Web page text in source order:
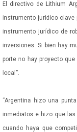
El directivo de Lithium
instrumento juridico clave
instrumento jurídico de
inversiones. Si bien hay
porte no hay proyecto
local”.
“Argentina hizo una
inmediatos e hizo que
cuando haya que